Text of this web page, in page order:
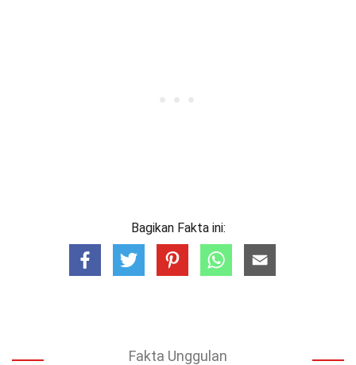
Bagikan Fakta ini:
Fakta Unggulan